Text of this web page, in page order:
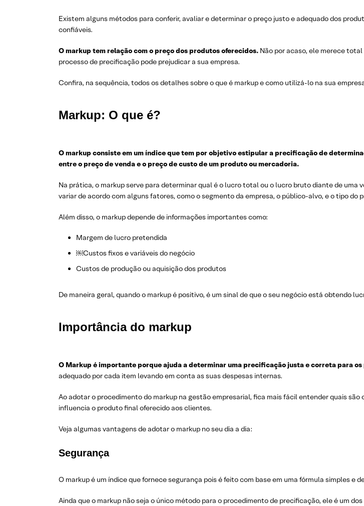
Existem alguns métodos para conferir, avaliar e determinar o preço justo e adequado dos
confiáveis.
O markup tem relação com o preço dos produtos oferecidos. Não por acaso, ele merece
processo de precificação pode prejudicar a sua empresa.
Confira, na sequência, todos os detalhes sobre o que é markup e como utilizá-lo na sua
Markup: O que é?
O markup consiste em um índice que tem por objetivo estipular a precificação de
entre o preço de venda e o preço de custo de um produto ou mercadoria.
Na prática, o markup serve para determinar qual é o lucro total ou o lucro bruto diante de
variar de acordo com alguns fatores, como o segmento da empresa, o público-alvo, e o tipo do
Além disso, o markup depende de informações importantes como:
Margem de lucro pretendida
​​￼​Custos fixos e variáveis do negócio
Custos de produção ou aquisição dos produtos
De maneira geral, quando o markup é positivo, é um sinal de que o seu negócio está obtendo
Importância do markup
O Markup é importante porque ajuda a determinar uma precificação justa e correta para
adequado por cada item levando em conta as suas despesas internas.
Ao adotar o procedimento do markup na gestão empresarial, fica mais fácil entender quais
influencia o produto final oferecido aos clientes.
Veja algumas vantagens de adotar o markup no seu dia a dia:
Segurança
O markup é um índice que fornece segurança pois é feito com base em uma fórmula simples e
Ainda que o markup não seja o único método para o procedimento de precificação, ele é um